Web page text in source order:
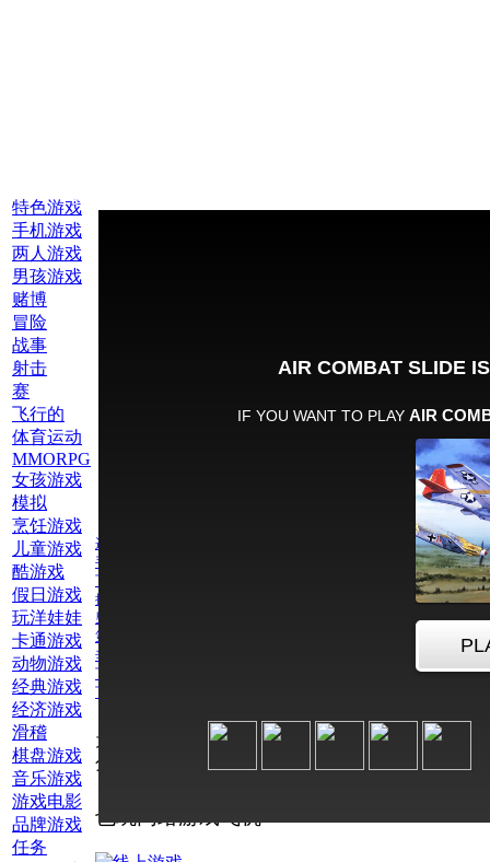
线上游戏:
特色游戏
手机游戏
两人游戏
男孩游戏
赌博
冒险
战事
射击
赛
飞行的
体育运动
MMORPG
女孩游戏
模拟
烹饪游戏
儿童游戏
酷游戏
假日游戏
玩洋娃娃
卡通游戏
动物游戏
经典游戏
经济游戏
滑稽
棋盘游戏
音乐游戏
游戏电影
品牌游戏
任务
逻辑游戏
手机游戏
飞行的
排序我的瓷砖
男孩拼图
第二次世界大战
辛
飞机
飞行模拟器
为此游戏评
分：
也玩网络游戏飞机